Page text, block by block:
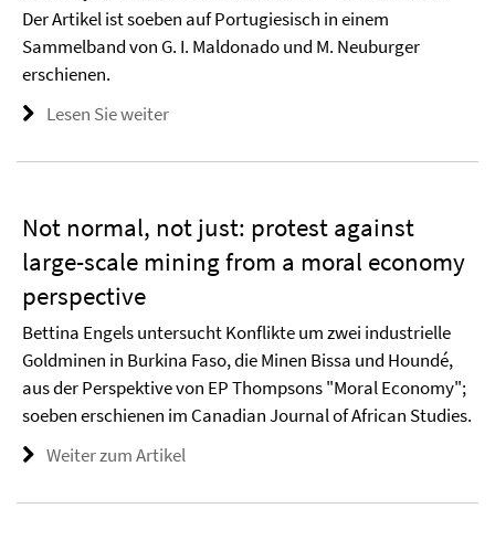
Der Artikel ist soeben auf Portugiesisch in einem
Sammelband von G. I. Maldonado und M. Neuburger
erschienen.
Lesen Sie weiter
Not normal, not just: protest against
large-scale mining from a moral economy
perspective
Bettina Engels untersucht Konflikte um zwei industrielle
Goldminen in Burkina Faso, die Minen Bissa und Houndé,
aus der Perspektive von EP Thompsons "Moral Economy";
soeben erschienen im Canadian Journal of African Studies.
Weiter zum Artikel